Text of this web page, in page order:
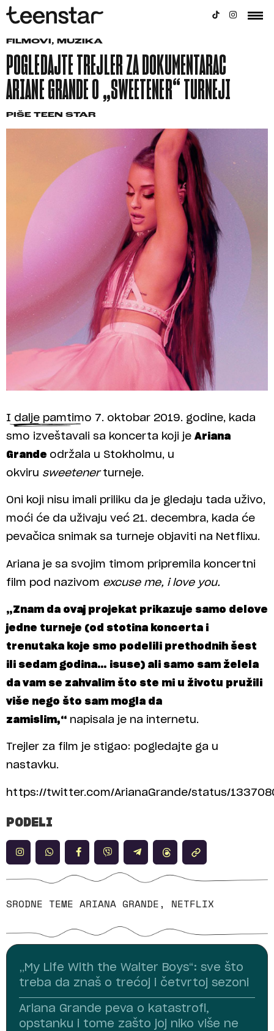
FILMOVI , MUZIKA
POGLEDAJTE TREJLER ZA DOKUMENTARAC
ARIANE GRANDE O „SWEETENER“ TURNEJI
PIŠE TEEN STAR
I dalje pamtimo 7. oktobar 2019. godine, kada
smo izveštavali sa koncerta koji je Ariana
Grande održala u Stokholmu, u
okviru sweetenerturneje.
Oni koji nisu imali priliku da je gledaju tada uživo,
moći će da uživaju već 21. decembra, kada će
pevačica snimak sa turneje objaviti na Netflixu.
Ariana je sa svojim timom pripremila koncertni
film pod nazivom excuse me, i love you.
„Znam da ovaj projekat prikazuje samo delove
jedne turneje (od stotina koncerta i
trenutaka koje smo podelili prethodnih šest
ili sedam godina… isuse) ali samo sam želela
da vam se zahvalim što ste mi u životu pružili
više nego što sam mogla da
zamislim,“ napisala je na internetu.
Trejler za film je stigao: pogledajte ga u
nastavku.
https://twitter.com/ArianaGrande/status/
PODELI
SRODNE TEME ARIANA GRANDE, NETFLIX
„My Life With the Walter Boys“: sve što
treba da znaš o trećoj i četvrtoj sezoni
Ariana Grande peva o katastrofi,
opstanku i tome zašto joj niko više ne